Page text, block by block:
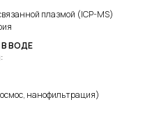
плазмой (ICP-MS)
ВОДЕ
нанофильтрация)